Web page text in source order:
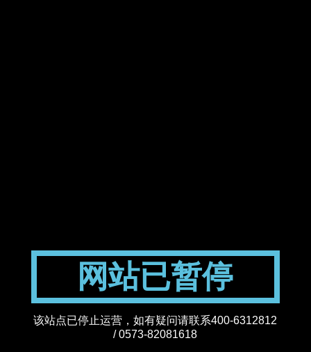
网站已暂停
该站点已停止运营，如有疑问请联系400-6312812
/ 0573-82081618